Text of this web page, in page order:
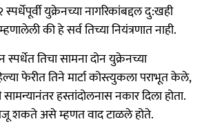
युक्रेनच्या नागरिकांबद्दल दु:खही
की हे सर्व तिच्या नियंत्रणात नाही.
तिचा सामना दोन युक्रेनच्या
फेरीत तिने मार्टा कोस्त्युकला पराभूत केले,
सामन्यानंतर हस्तांदोलनास नकार दिला होता.
शकते असे म्हणत वाद टाळले होते.